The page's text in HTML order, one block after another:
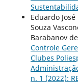
Eduardo
Souza
Barabanov
Controle
Clubes
n. 1 (2022):